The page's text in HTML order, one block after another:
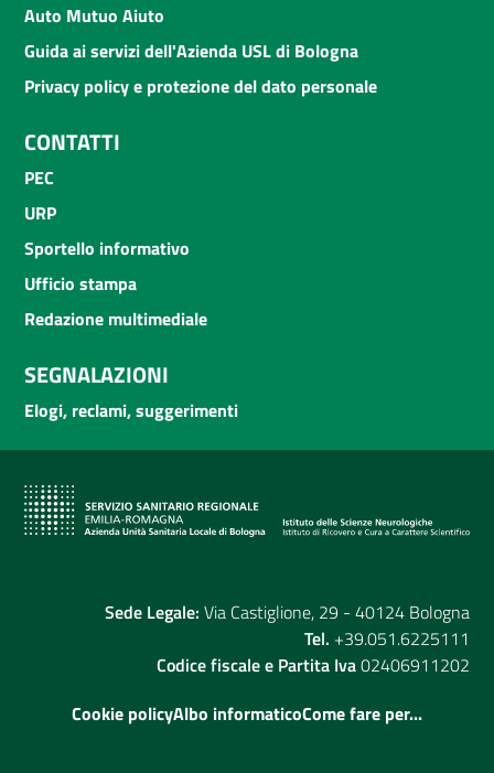
Auto Mutuo Aiuto
Guida ai servizi dell'Azienda USL di Bologna
Privacy policy e protezione del dato personale
CONTATTI
PEC
URP
Sportello informativo
Ufficio stampa
Redazione multimediale
SEGNALAZIONI
Elogi, reclami, suggerimenti
Sede Legale: Via Castiglione, 29 - 40124 Bologna
Tel. +39.051.6225111
Codice fiscale e Partita Iva02406911202
Cookie policyAlbo informaticoCome fare per...